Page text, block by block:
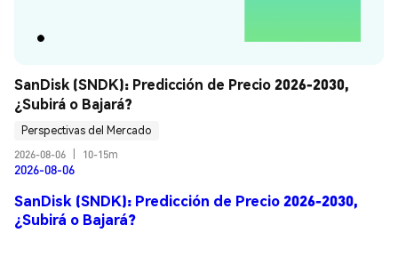
SanDisk (SNDK): Predicción de Precio 2026-2030,
¿Subirá o Bajará?
Perspectivas del Mercado
2026-08-06
10-15m
2026-08-06
SanDisk (SNDK): Predicción de Precio 2026-2030,
¿Subirá o Bajará?